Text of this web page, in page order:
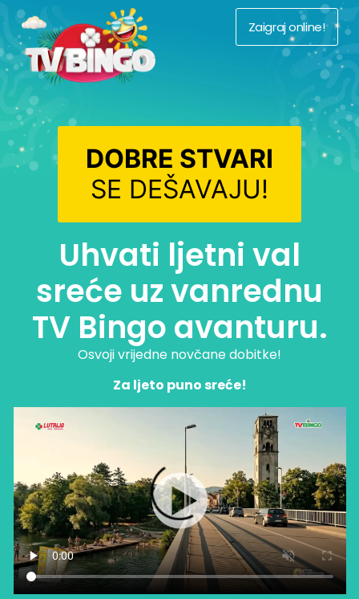
Zaigraj online!
DOBRE STVARI
SE DEŠAVAJU!
Uhvati ljetni val
sreće uz vanrednu
TV Bingo avanturu.
Osvoji vrijedne novčane dobitke!
Za ljeto puno sreće!